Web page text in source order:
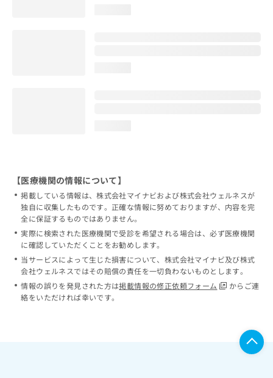
【医療機関の情報について】
掲載している情報は、株式会社マイナビおよび株式会社ウェルネスが
独自に収集したものです。正確な情報に努めておりますが、内容を完
全に保証するものではありません。
実際に検索された医療機関で受診を希望される場合は、必ず医療機関
に確認していただくことをお勧めします。
当サービスによって生じた損害について、株式会社マイナビ及び株式
会社ウェルネスではその賠償の責任を一切負わないものとします。
情報の誤りを発見された方は掲載情報の修正依頼フォーム
からご連
絡をいただければ幸いです。